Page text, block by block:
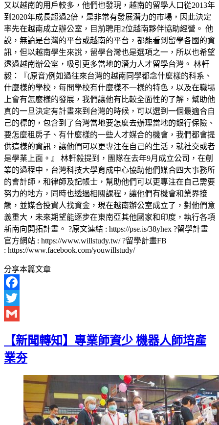
又以越南的用戶較多，他們也發現，越南的留學人口從2013年
到2020年成長超過2倍，是非常有發展潛力的市場，因此決定
率先在越南成立辦公室，目前聘用2位越南夥伴協助經營。 他
說，無論是台灣的平台或越南的平台，都能看到留學各國的資
訊，但以越南學生來說，留學台灣也是選項之一，所以也希望
透過越南辦公室，吸引更多當地的潛力人才留學台灣。 林軒
毅：『(原音)例如過往來台灣的越南同學都念什麼樣的科系、
什麼樣的學校，每間學校有什麼樣不一樣的特色，以及在職場
上會有怎麼樣的發展，我們讓他有比較全面性的了解，幫助他
真的一旦決定有計畫來到台灣的時候，可以選到一個最適合自
己的標的，包含到了台灣當地要怎麼去辦理當地的銀行保險、
要怎麼租房子、有什麼樣的一些人才媒合的機會，我們都會提
供這樣的資訊，讓他們可以更專注在自己的生活，就社交或者
是學業上面。』 林軒毅提到，團隊在去年9月成立公司，在創
業的過程中，台灣科技大學育成中心協助他們媒合四大事務所
的會計師，和律師及記帳士，幫助他們可以更專注在自己需要
努力的地方，同時也透過相關課程，讓他們有機會和業界接
觸，並媒合投資人找資金，現在越南辦公室成立了，對他們意
義重大，未來期望能逐步在東南亞其他國家和印度，執行各項
新南向開拓計畫。 ?原文連結 : https://pse.is/38yhex ?留學計畫
官方網站 : https://www.willstudy.tw/ ?留學計畫FB
: https://www.facebook.com/youwillstudy/
分享本篇文章
Facebook
Twitter
【新聞轉知】專業師資少 機器人師培產
業夯